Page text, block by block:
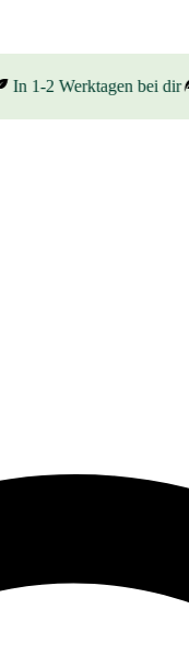
In 1-2 Werktagen bei dir